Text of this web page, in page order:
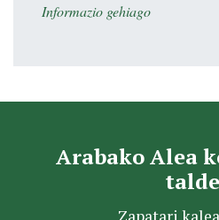
Informazio gehiago
Arabako Alea